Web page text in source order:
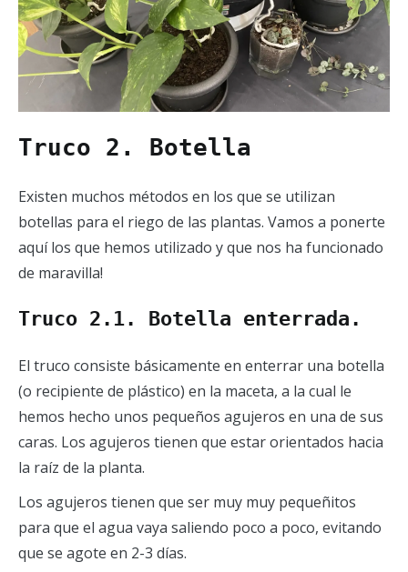
Truco 2. Botella
Existen muchos métodos en los que se utilizan
botellas para el riego de las plantas. Vamos a ponerte
aquí los que hemos utilizado y que nos ha funcionado
de maravilla!
Truco 2.1. Botella enterrada.
El truco consiste básicamente en enterrar una botella
(o recipiente de plástico) en la maceta, a la cual le
hemos hecho unos pequeños agujeros en una de sus
caras. Los agujeros tienen que estar orientados hacia
la raíz de la planta.
Los agujeros tienen que ser muy muy pequeñitos
para que el agua vaya saliendo poco a poco, evitando
que se agote en 2-3 días.